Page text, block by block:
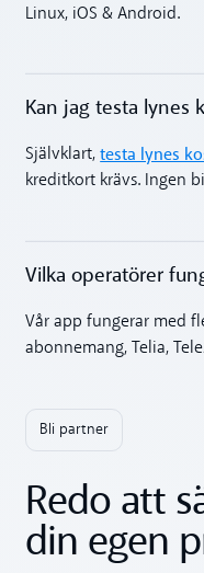
Linux, iOS & Android.
Toggle accordion
Kan jag testa lynes
Självklart,testa lynes
kreditkort krävs. Ingen
Toggle accordion
Vilka operatörer
Vår app fungerar med
abonnemang, Telia,
Bli partner
Redo att
din egen